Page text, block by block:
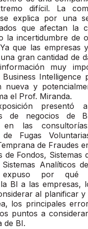
difícil. La
se explica por una
que afectan la
la incertidumbre de
que las empresas
gran cantidad de
muy
Business Intelligence
nueva y
el Prof. Miranda.
presentó
de negocios de
en las
de Fugas
de Fraudes
de Fondos, Sistemas
Analíticos
expuso por qué
BI a las empresas,
al planificar
los principales
puntos a
de BI.